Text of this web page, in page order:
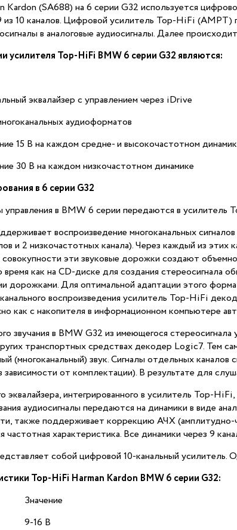
Kardon (SA688) на 6 серии G32 используется
из 10 каналов. Цифровой усилитель Top-HiFi
в аналоговые аудиосигналы. Далее
усилителя Top-HiFi BMW 6 серии G32 являются:
эквалайзер с управлением через iDrive
аудиоформатов
15 В на каждом средне- и высокочастотном
30 В на каждом низкочастотном динамике
в 6 серии G32
управления в BMW 6 серии передаются в
воспроизведение многоканальных
и 2 низкочастотных канала). Через каждый из
эти звуковые дорожки создают
время как на CD-диске для создания
дорожками. Для оптимальной адаптации этого
воспроизведения усилитель Top-HiFi
как с накопителя в информационном компьютере
звучания в BMW G32 из имеющегося
транспортных средствах декодер Logic7. Тем
(многоканальный) звук. Сигналы отдельных
от комплектации). В результате для
эквалайзера, интегрированного в усилитель Top-
аудиосигналы передаются на динамики в виде
также поддерживает коррекцию АЧХ (амплитудно-
частотная характеристика. Все динамики через 9
собой цифровой 10-канальный усилитель.
Top-HiFi Harman Kardon BMW 6 серии G32:
Значение
9-16 В